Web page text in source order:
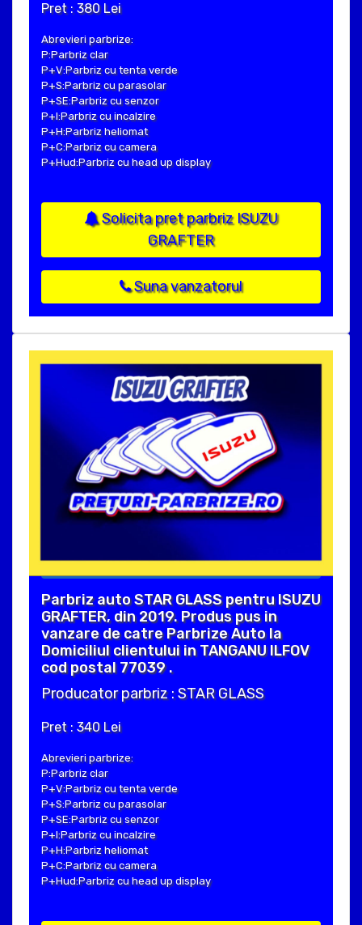
Pret : 380 Lei
Abrevieri parbrize:
P:Parbriz clar
P+V:Parbriz cu tenta verde
P+S:Parbriz cu parasolar
P+SE:Parbriz cu senzor
P+I:Parbriz cu incalzire
P+H:Parbriz heliomat
P+C:Parbriz cu camera
P+Hud:Parbriz cu head up display
Solicita pret parbriz ISUZU
GRAFTER
Suna vanzatorul
Parbriz auto STAR GLASS pentru ISUZU
GRAFTER, din 2019. Produs pus in
vanzare de catre Parbrize Auto la
Domiciliul clientului in TANGANU ILFOV
cod postal 77039 .
Producator parbriz : STAR GLASS
Pret : 340 Lei
Abrevieri parbrize:
P:Parbriz clar
P+V:Parbriz cu tenta verde
P+S:Parbriz cu parasolar
P+SE:Parbriz cu senzor
P+I:Parbriz cu incalzire
P+H:Parbriz heliomat
P+C:Parbriz cu camera
P+Hud:Parbriz cu head up display